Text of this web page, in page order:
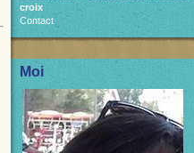
croix
Contact
Moi